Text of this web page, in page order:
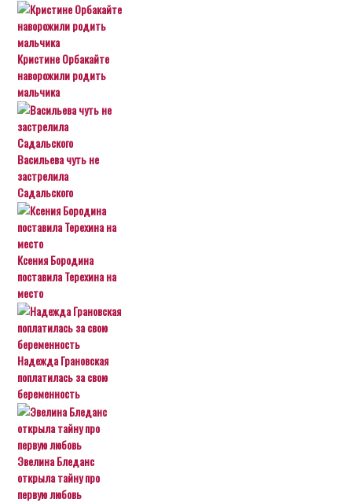
Кристине Орбакайте
наворожили родить
мальчика
Васильева чуть не
застрелила
Садальского
Ксения Бородина
поставила Терехина на
место
Надежда Грановская
поплатилась за свою
беременность
Эвелина Бледанс
открыла тайну про
первую любовь